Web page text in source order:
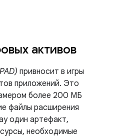
активов
привносит в игры
приложений. Это
более 200 МБ
файлы расширения
один артефакт,
необходимые